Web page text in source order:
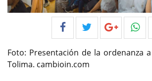
Foto: Presentación de la ordenanza
Tolima. cambioin.com